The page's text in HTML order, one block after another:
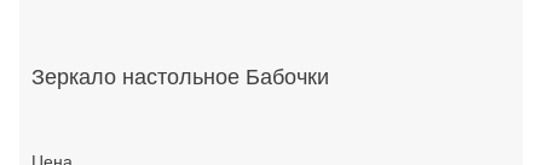
Зеркало настольное Бабочки